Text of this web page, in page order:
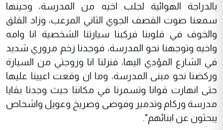
بالدراجة الهوائية لجلب اخيه من المدرسة، وحينها
سمعنا صوت القصف الجوي الثاني المرعب، وزاد القلق
والخوف في قلوبنا فركبنا سيارتنا الشخصية انا وامه
واخيه وتوجهنا نحو المدرسة، فوجدنا زخم مروري شديد
في الشارع المؤدي اليها، فنزلنا انا وزوجتي من السيارة
وركضنا نحو مبنى المدرسة، وما ان وقعت اعيينا عليها
حتى انهارت قوانا وتسمرنا في مكاننا حيث وجدنا بقايا
مدرسة وركام وتدمير وفوضى وصريخ وعويل واشخاص
يبحثون عن ابنائهم".